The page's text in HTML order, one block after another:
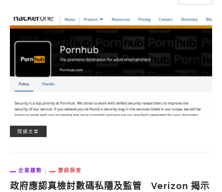
閱讀文章
企業趨勢 資訊保安
政府應認真檢討數碼私隱及監管 Verizon 揭示